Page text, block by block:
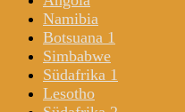
Namibia
Botsuana 1
Simbabwe
Südafrika 1
Lesotho